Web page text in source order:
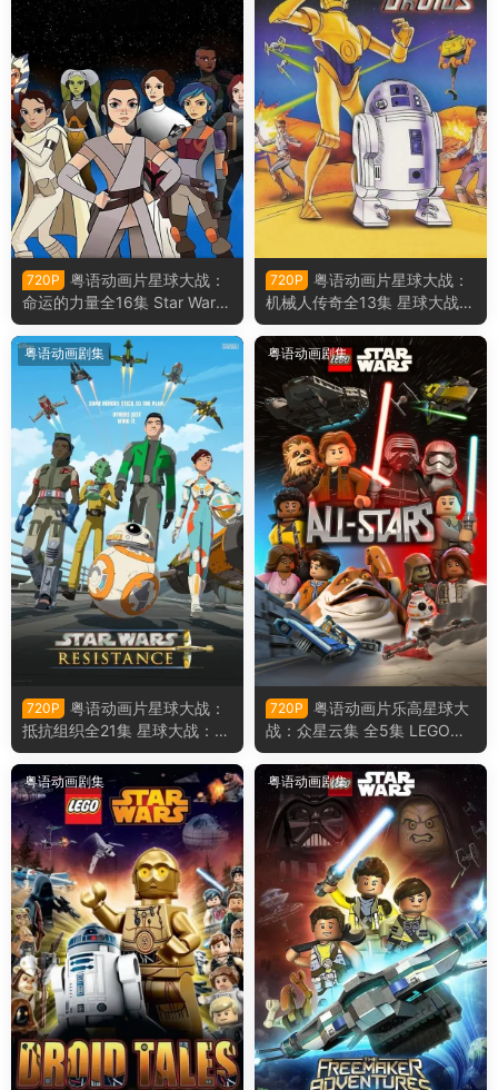
720P
粤语动画片星球大战：
命运的力量全16集 Star Wars:
Forces of Destiny粤语版
720P
粤语动画片星球大战：
机械人传奇全13集 星球大战：
机器人传奇粤语版
粤语动画剧集
720P
粤语动画片星球大战：
抵抗组织全21集 星球大战：抵
抗势力粤语版
粤语动画剧集
720P
粤语动画片乐高星球大
战：众星云集 全5集 LEGO星
球大战：众星云集 粤语版
粤语动画剧集 粤语动画剧集